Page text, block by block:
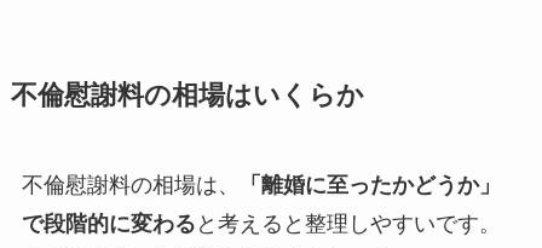
不倫慰謝料の相場はいくらか
不倫慰謝料の相場は、
「離婚に至ったかどうか」
で段階的に変わる と考えると整理しやすいです。